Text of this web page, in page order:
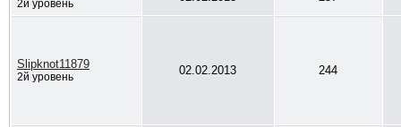
2й уровень
Slipknot11879
2й уровень 02.02.2013 244